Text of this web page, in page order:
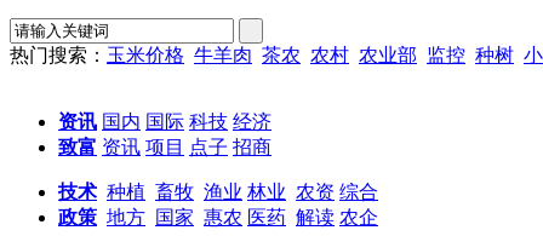
热门搜索： 玉米价格 牛羊肉 茶农 农村 农业部 监控 种树
资讯 国内 国际 科技 经济
致富 资讯 项目 点子 招商
技术 种植 畜牧 渔业 林业 农资 综合
政策 地方 国家 惠农 医药 解读 农企